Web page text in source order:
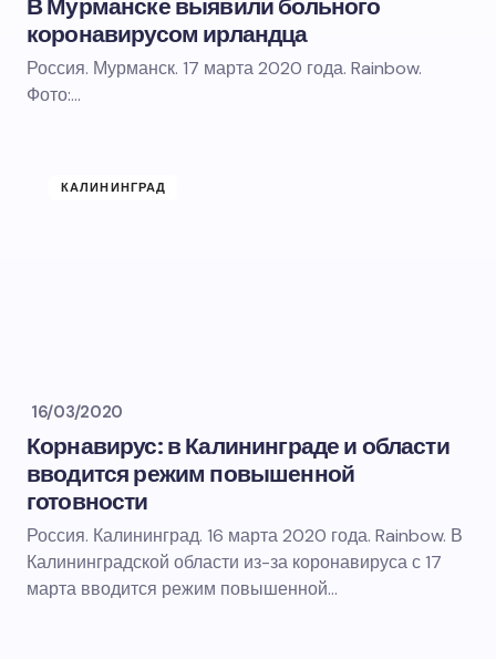
В Мурманске выявили больного
коронавирусом ирландца
Россия. Мурманск. 17 марта 2020 года. Rainbow.
Фото:…
КАЛИНИНГРАД
16/03/2020
Корнавирус: в Калининграде и области
вводится режим повышенной
готовности
Россия. Калининград. 16 марта 2020 года. Rainbow. В
Калининградской области из-за коронавируса с 17
марта вводится режим повышенной…